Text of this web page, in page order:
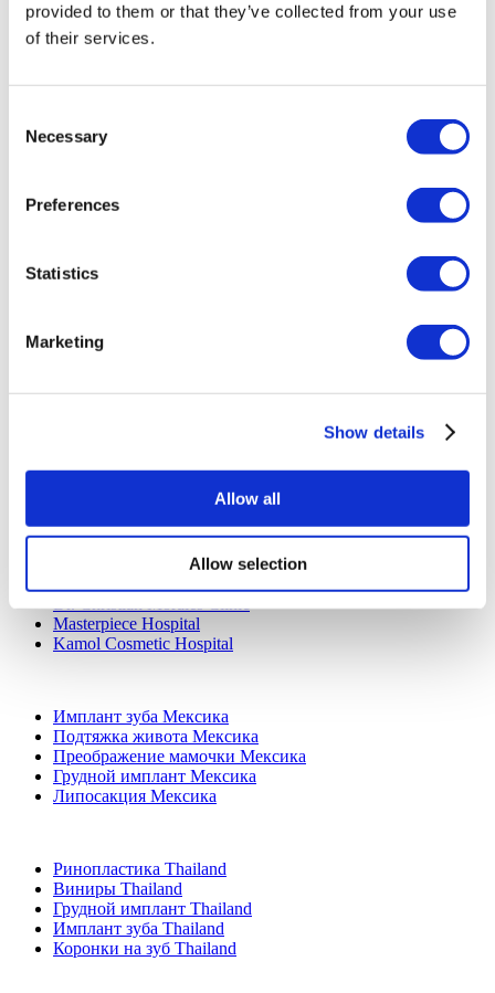
provided to them or that they’ve collected from your use
of their services.
Selection
Necessary
Preferences
Statistics
Marketing
Show details
Allow all
Allow selection
Популярные виды лечения в Турция
Гинекомастия Турция
Липосакция Турция
Стоматологические Турция
Процедуры Пластической Хирургии Турция
Голливудская улыбка Турция
Искусственный пресс Турция
Istanbul European Clinic
Dentavivo
Dr. Vivo Hair Clinic
Masterpiece Hospital
Kamol Cosmetic Hospital
Имплант зуба Мексика
Подтяжка живота Мексика
Преображение мамочки Мексика
Грудной имплант Мексика
Липосакция Мексика
Ринопластика Thailand
Виниры Thailand
Грудной имплант Thailand
Имплант зуба Thailand
Коронки на зуб Thailand